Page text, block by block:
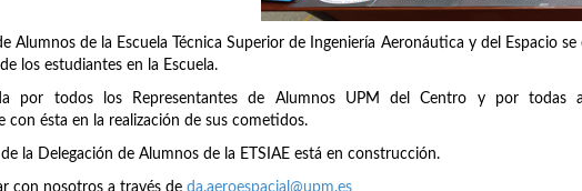
Alumnos de la Escuela Técnica Superior de Ingeniería Aeronáutica y del Espacio
los estudiantes en la Escuela.
por todos los Representantes de Alumnos UPM del Centro y por todas
con ésta en la realización de sus cometidos.
la Delegación de Alumnos de la ETSIAE está en construcción.